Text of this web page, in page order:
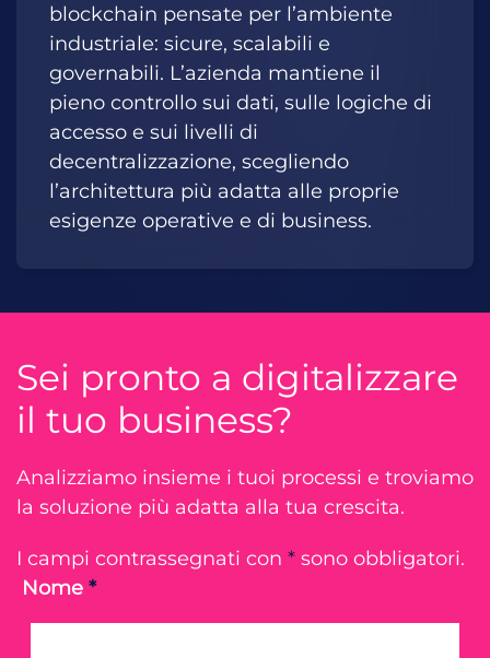
blockchain pensate per l’ambiente
industriale: sicure, scalabili e
governabili. L’azienda mantiene il
pieno controllo sui dati, sulle logiche di
accesso e sui livelli di
decentralizzazione, scegliendo
l’architettura più adatta alle proprie
esigenze operative e di business.
Sei pronto a digitalizzare
il tuo business?
Analizziamo insieme i tuoi processi e troviamo
la soluzione più adatta alla tua crescita.
I campi contrassegnati con * sono obbligatori.
Nome *